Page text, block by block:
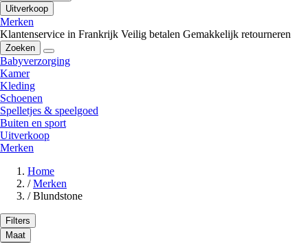
Uitverkoop
Merken
Klantenservice in Frankrijk Veilig betalen Gemakkelijk retourneren
Zoeken
Babyverzorging
Kamer
Kleding
Schoenen
Spelletjes & speelgoed
Buiten en sport
Uitverkoop
Merken
Home
/ Merken
/ Blundstone
Filters
Maat